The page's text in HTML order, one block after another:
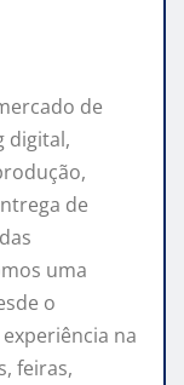
de
digital,
de
uma
o
na
feiras,